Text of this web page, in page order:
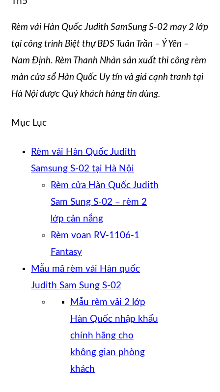
Rèm vải Hàn Quốc Judith SamSung S-02 may 2 lớp
tại công trình Biệt thự BĐS Tuân Trần – Ý Yên –
Nam Định. Rèm Thanh Nhàn sản xuất thi công rèm
màn cửa sổ Hàn Quốc Uy tín và giá cạnh tranh tại
Hà Nội được Quý khách hàng tin dùng.
Mục Lục
Rèm vải Hàn Quốc Judith
Samsung S-02 tại Hà Nội
Rèm cửa Hàn Quốc Judith
Sam Sung S-02 – rèm 2
lớp cản nắng
Rèm voan RV-1106-1
Fantasy
Mẫu mã rèm vải Hàn quốc
Judith Sam Sung S-02
Mẫu rèm vải 2 lớp
Hàn Quốc nhập khẩu
chính hãng cho
không gian phòng
khách